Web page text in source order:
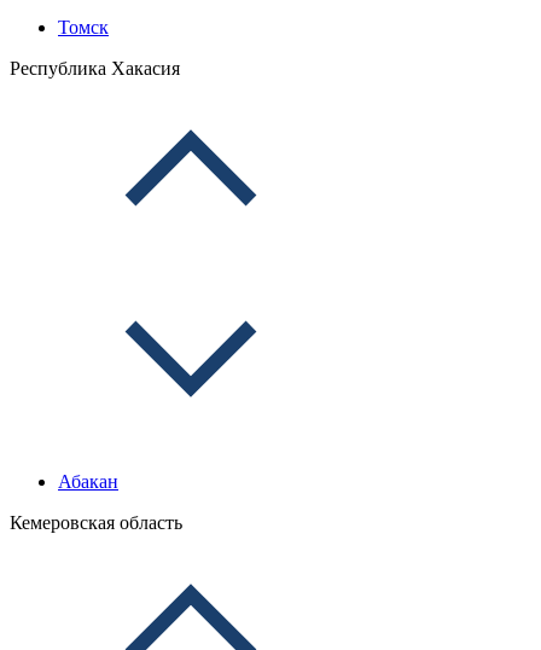
Томск
Республика Хакасия
Абакан
Кемеровская область